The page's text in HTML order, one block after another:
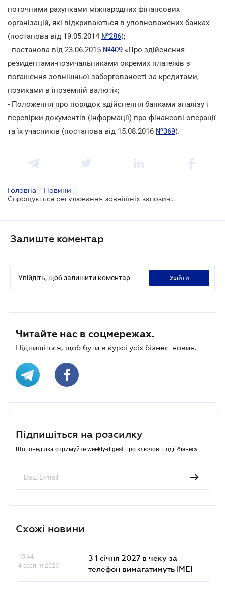
поточними рахунками міжнародних фінансових
організацій, які відкриваються в уповноважених банках
(постанова від 19.05.2014 №286);
- постанова від 23.06.2015 №409 «Про здійснення
резидентами-позичальниками окремих платежів з
погашення зовнішньої заборгованості за кредитами,
позиками в іноземній валюті»;
- Положення про порядок здійснення банками аналізу і
перевірки документів (інформації) про фінансові операції
та їх учасників (постанова від 15.08.2016 №369).
Головна / Новини /
Спрощується регулювання зовнішніх запозичень
Залиште коментар
Увійдіть, щоб залишити коментар увійти
Читайте нас в соцмережах.
Підпишіться, щоб бути в курсі усіх бізнес-новин.
Підпишіться на розсилку
Щопонеділка отримуйте weekly-digest про ключові події бізнесу
Схожі новини
15.44
4 серпня 2026
З 1 січня 2027 в чеку за
телефон вимагатимуть IMEI